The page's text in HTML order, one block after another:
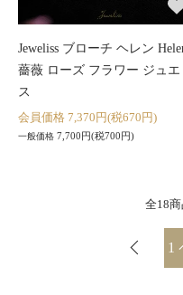
Jeweliss ブローチ ヘレン
薔薇 ローズ フラワー ジュエ
ス
会員価格 7,370円(税670円)
一般価格 7,700円(税700円)
全18商
1